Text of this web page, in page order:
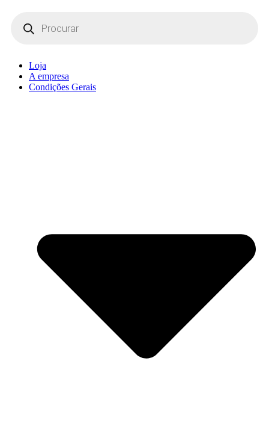
search
Loja
A empresa
Condições Gerais